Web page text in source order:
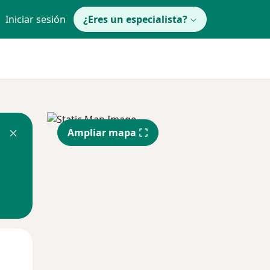
Iniciar sesión ¿Eres un especialista?
Ampliar mapa